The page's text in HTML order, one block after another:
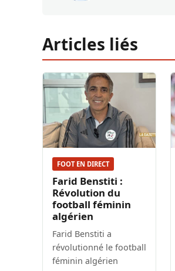
Articles liés
FOOT EN DIRECT
Farid Benstiti :
Révolution du
football féminin
algérien
Farid Benstiti a
révolutionné le football
féminin algérien